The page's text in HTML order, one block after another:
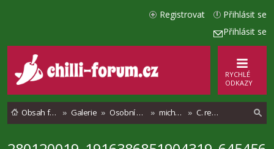
Přihlásit se
Přihlásit se
Registrovat
RYCHLÉ
ODKAZY
Obsah fóra Galerie Osobní alba michalsiegel C. recurvatum